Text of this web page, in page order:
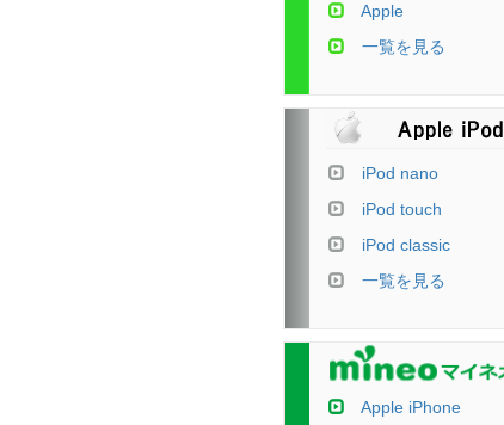
Apple
一覧を見る
iPod nano
iPod touch
iPod classic
一覧を見る
Apple iPhone